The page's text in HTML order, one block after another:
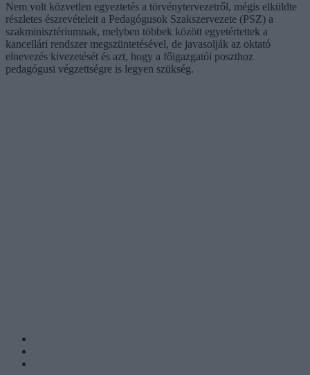
Nem volt közvetlen egyeztetés a törvénytervezetről, mégis elküldte
részletes észrevételeit a Pedagógusok Szakszervezete (PSZ) a
szakminisztériumnak, melyben többek között egyetértettek a
kancellári rendszer megszüntetésével, de javasolják az oktató
elnevezés kivezetését és azt, hogy a főigazgatói poszthoz
pedagógusi végzettségre is legyen szükség.